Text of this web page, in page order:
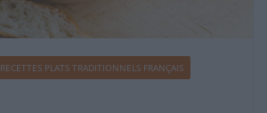
RECETTES PLATS TRADITIONNELS FRANÇAIS